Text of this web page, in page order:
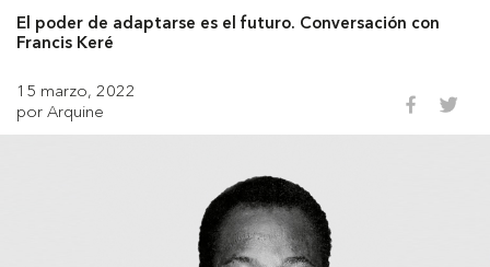
El poder de adaptarse es el futuro. Conversación con
Francis Keré
15 marzo, 2022
por Arquine